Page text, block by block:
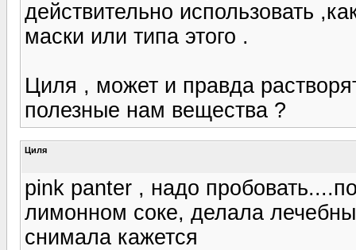
действительно использовать
маски или типа этого .
Циля , может и правда
полезные нам вещества ?
Циля
pink panter , надо
лимонном соке, делала
снимала кажется